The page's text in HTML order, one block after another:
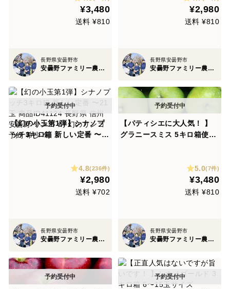
¥3,480
送料 ¥810
長野県安曇野市
安曇野ファミリー農産 果物部門4年連続1位&殿堂入り&りんごグランプリ2025最高金賞1位 信州りんご 幻のりんご
¥2,980
送料 ¥810
長野県安曇野市
安曇野ファミリー農産 果物部門4年連続1位&殿堂入り&りんごグランプリ2025最高金賞1位 信州りんご 幻のりんご
【幻の小玉第1弾】シナノプ
ッチ3キロ箱 新しい定番 〜2
4.8(236件)
¥2,980
送料 ¥702
長野県安曇野市
安曇野ファミリー農産 果物部門4年連続1位&殿堂入り&りんごグランプリ2025最高金賞1位 信州りんご 幻のりんご
【パティシエに大人気！ 】
グラニースミス 5キロ箱使用
曇野 リンゴ 幻 幻のリンゴ 予
5.0(7件)
¥3,480
送料 ¥810
長野県安曇野市
安曇野ファミリー農産 果物部門4年連続1位&殿堂入り&りんごグランプリ2025最高金賞1位 信州りんご 幻のりんご